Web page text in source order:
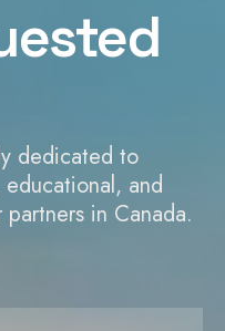
dedicated to
and
in Canada.